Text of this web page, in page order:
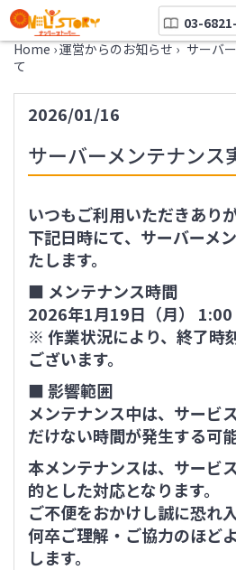
03-
Home ›運営からのお知らせ › サーバ
て
2026/01/16
サーバーメンテナンス
いつもご利用いただきあり
下記日時にて、サーバーメ
たします。
■ メンテナンス時間
2026年1月19日（月） 1:00
※ 作業状況により、終了時
ございます。
■ 影響範囲
メンテナンス中は、サービ
だけない時間が発生する可
本メンテナンスは、サービ
的とした対応となります。
ご不便をおかけし誠に恐れ
何卒ご理解・ご協力のほど
します。